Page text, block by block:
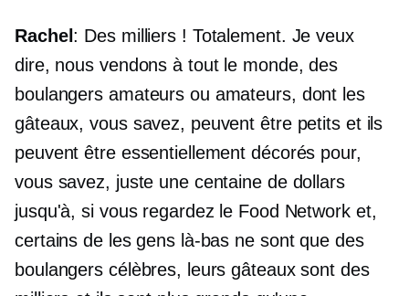
Rachel : Des milliers ! Totalement. Je veux
dire, nous vendons à tout le monde, des
boulangers amateurs ou amateurs, dont les
gâteaux, vous savez, peuvent être petits et ils
peuvent être essentiellement décorés pour,
vous savez, juste une centaine de dollars
jusqu'à, si vous regardez le Food Network et,
certains de les gens là-bas ne sont que des
boulangers célèbres, leurs gâteaux sont des